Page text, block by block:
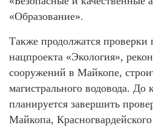
«Образование».
Также продолжатся
нацпроекта «Экология»,
сооружений в Майкопе,
магистрального водовода. До
планируется завершить
Майкопа,